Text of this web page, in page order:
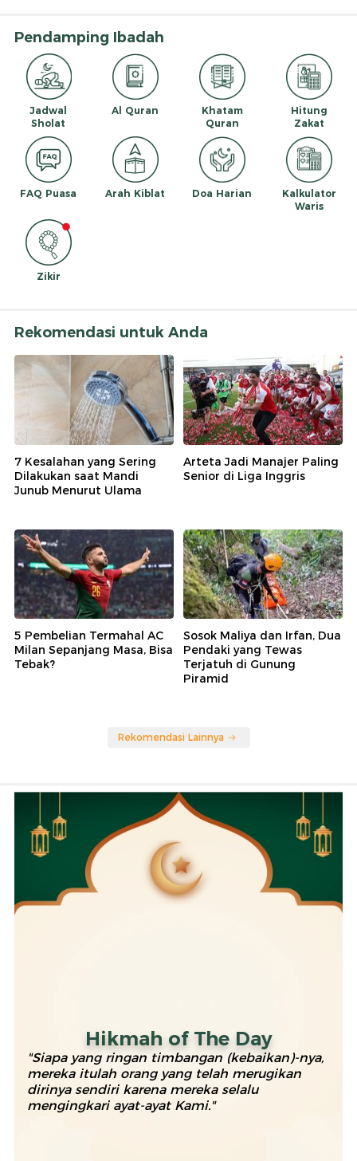
Pendamping Ibadah
Jadwal
Sholat
Al Quran
Khatam
Quran
Hitung
Zakat
FAQ Puasa Arah Kiblat Doa Harian
Kalkulator
Waris
Zikir
Rekomendasi untuk Anda
7 Kesalahan yang Sering
Dilakukan saat Mandi
Junub Menurut Ulama
Arteta Jadi Manajer Paling
Senior di Liga Inggris
5 Pembelian Termahal AC
Milan Sepanjang Masa, Bisa
Tebak?
Sosok Maliya dan Irfan, Dua
Pendaki yang Tewas
Terjatuh di Gunung
Piramid
Rekomendasi Lainnya
Hikmah of The Day
"Siapa yang ringan timbangan (kebaikan)-nya,
mereka itulah orang yang telah merugikan
dirinya sendiri karena mereka selalu
mengingkari ayat-ayat Kami."